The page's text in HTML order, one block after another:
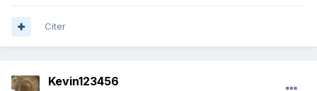
Citer
Kevin123456